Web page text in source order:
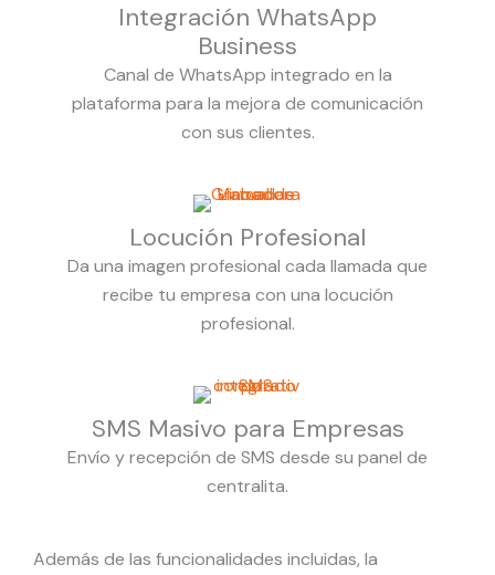
Integración WhatsApp
Business
Canal de WhatsApp integrado en la
plataforma para la mejora de comunicación
con sus clientes.
Locución Profesional
Da una imagen profesional cada llamada que
recibe tu empresa con una locución
profesional.
SMS Masivo para Empresas
Envío y recepción de SMS desde su panel de
centralita.
Además de las funcionalidades incluidas, la